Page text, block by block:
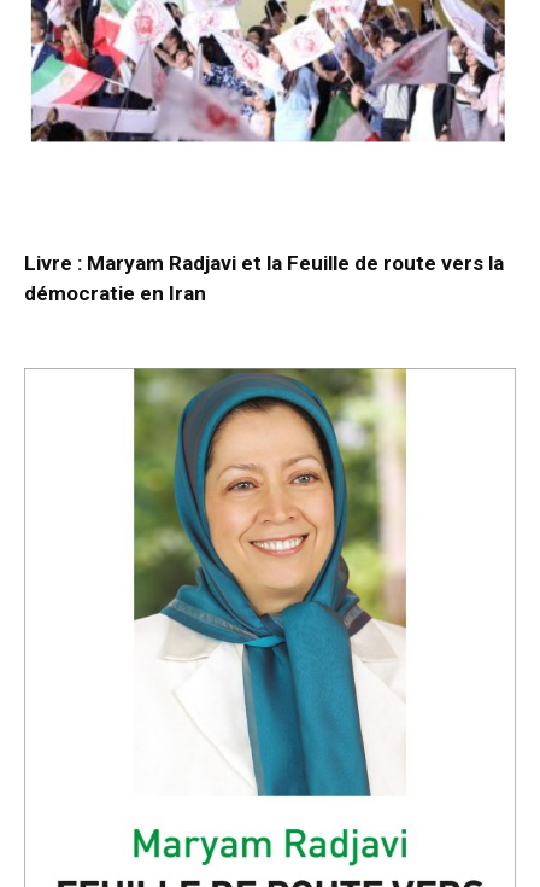
Livre : Maryam Radjavi et la Feuille de route vers la
démocratie en Iran